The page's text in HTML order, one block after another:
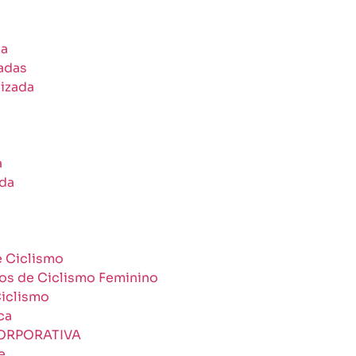
Ciclismo
de Ciclismo Feminino